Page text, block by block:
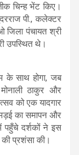
चिन्ह भेंट किए।
पी., कलेक्टर
जिला पंचायत श्री
उपस्थित थे।
के साथ होगा, जब
मोनाली ठाकुर और
को एक यादगार
मड़ई का समापन और
पहुँचे दर्शकों ने इस
प्रशंसा की।